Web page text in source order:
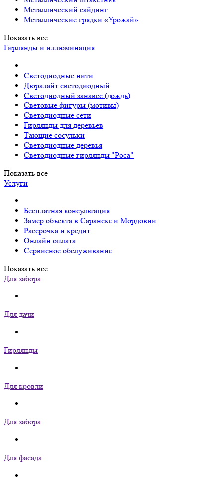
Металлический сайдинг
Металлические грядки «Урожай»
Показать все
Гирлянды и иллюминация
Светодиодные нити
Дюралайт светодиодный
Светодиодный занавес (дождь)
Световые фигуры (мотивы)
Светодиодные сети
Гирлянды для деревьев
Тающие сосульки
Светодиодные деревья
Светодиодные гирлянды "Роса"
Показать все
Услуги
Бесплатная консультация
Замер объекта в Саранске и Мордовии
Рассрочка и кредит
Онлайн оплата
Сервисное обслуживание
Показать все
Для забора
Для дачи
Гирлянды
Для кровли
Для забора
Для фасада